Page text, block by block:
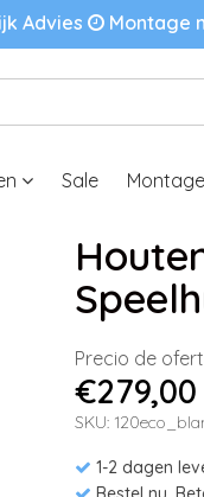
Advies Montage
Sale Montage
Precio de
€279,00
SKU:
1-2 dagen